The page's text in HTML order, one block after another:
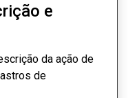
e
da ação de
de